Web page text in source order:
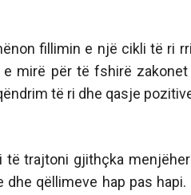
fillimin e një cikli të ri
mirë për të fshirë
të ri dhe qasje
të trajtoni gjithçka
dhe qëllimeve hap pas